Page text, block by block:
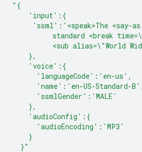
"{
    'input':{
'ssml':'<speak>The <say-
standard <break
<sub alias=\"World
    },
    'voice':{
      'languageCode':'en-us',
      'name':'en-US-Standard-B',
      'ssmlGender':'MALE'
    },
    'audioConfig':{
      'audioEncoding':'MP3'
    }
  }"